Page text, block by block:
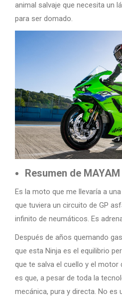
animal salvaje que necesita un
para ser domado.
Resumen de MAYAM
Es la moto que me llevaría a
que tuviera un circuito de GP
infinito de neumáticos. Es
Después de años quemando
que esta Ninja es el equilibrio
que te salva el cuello y el
es que, a pesar de toda la
mecánica, pura y directa. No es